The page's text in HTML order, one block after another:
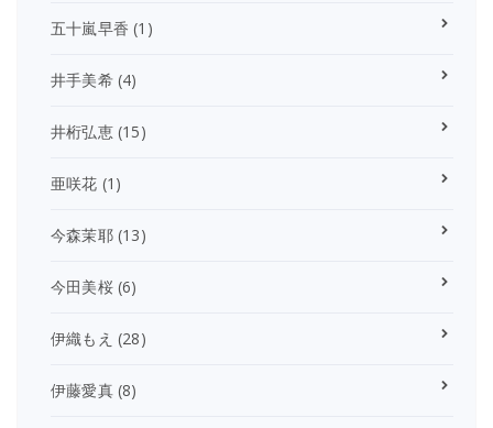
五十嵐早香 (1)
井手美希(4)
井桁弘恵(15)
亜咲花 (1)
今森茉耶(13)
今田美桜(6)
伊織もえ (28)
伊藤愛真(8)